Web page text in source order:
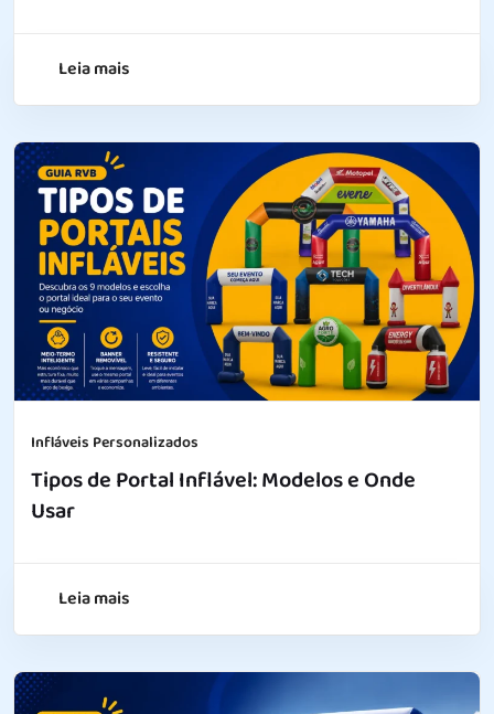
Leia mais
Infláveis Personalizados
Tipos de Portal Inflável: Modelos e Onde
Usar
Leia mais